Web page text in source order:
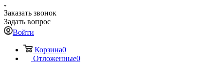
Заказать звонок
Задать вопрос
Войти
Корзина0
Отложенные0